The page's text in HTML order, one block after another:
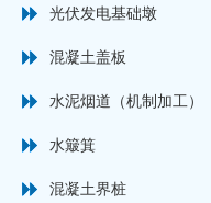
光伏发电基础墩
混凝土盖板
水泥烟道（机制加工）
水簸箕
混凝土界桩